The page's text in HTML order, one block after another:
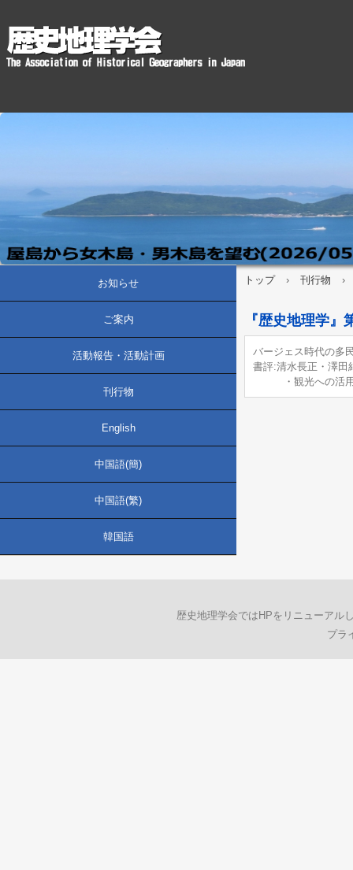
トップ › 刊行物 ›
『歴史地理学』
バージェス時代の多
書評:清水長正・澤
・観光への活
お知らせ
ご案内
活動報告・活動計画
刊行物
English
中国語(簡)
中国語(繁)
韓国語
歴史地理学会ではHPをリニューアル
プラ